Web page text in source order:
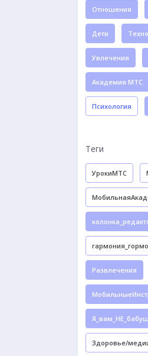
Отношения
Дети
Увлечения
Академия МТС
Психология
Теги
УрокиМТС
Развлечения
Здоровье/